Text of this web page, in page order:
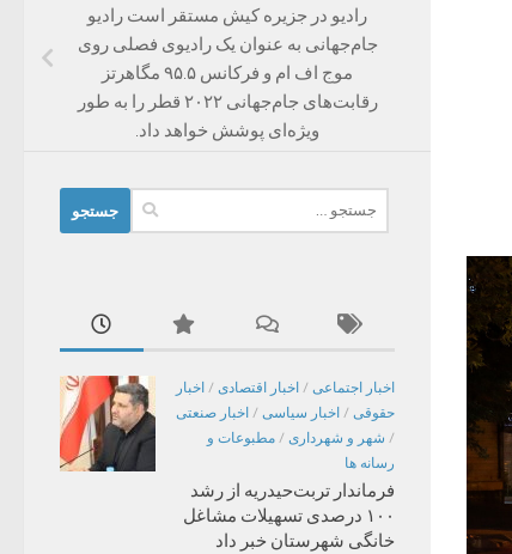
رادیو در جزیره کیش مستقر است رادیو
جام‌جهانی به عنوان یک رادیوی فصلی روی
موج اف ام و فرکانس ۹۵.۵ مگاهرتز
رقابت‌های جام‌جهانی ۲۰۲۲ قطر را به طور
ویژه‌ای پوشش خواهد داد.
برای:
اخبار اجتماعی / اخبار اقتصادی / اخبار
حقوقی / اخبار سیاسی / اخبار صنعتی
/ شهر و شهرداری / مطبوعات و
رسانه ها
فرماندار تربت‌حیدریه از رشد
۱۰۰ درصدی تسهیلات مشاغل
خانگی شهرستان خبر داد